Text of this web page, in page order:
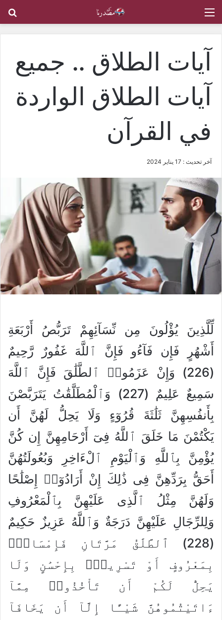
القائمة
آيات الطلاق .. جميع
آيات الطلاق الواردة
في القرآن
آخر تحديث : 17 يناير 2024
لِّلَّذِينَ يُؤْلُونَ مِن نِّسَآئِهِمْ تَرَبُّصُ أَرْبَعَةِ
أَشْهُرٍ فَإِن فَآءُو فَإِنَّ ٱللَّهَ غَفُورٌ رَّحِيمٌ
(226) وَإِنْ عَزَمُوا۟ ٱلطَّلَٰقَ فَإِنَّ ٱللَّهَ
سَمِيعٌ عَلِيمٌ (227) وَٱلْمُطَلَّقَٰتُ يَتَرَبَّصْنَ
بِأَنفُسِهِنَّ ثَلَٰثَةَ قُرُوٓءٍ وَلَا يَحِلُّ لَهُنَّ أَن
يَكْتُمْنَ مَا خَلَقَ ٱللَّهُ فِىٓ أَرْحَامِهِنَّ إِن كُنَّ
يُؤْمِنَّ بِٱللَّهِ وَٱلْيَوْمِ ٱلْءَاخِرِ وَبُعُولَتُهُنَّ
أَحَقُّ بِرَدِّهِنَّ فِى ذَٰلِكَ إِنْ أَرَادُوٓا۟ إِصْلَٰحًا
وَلَهُنَّ مِثْلُ ٱلَّذِى عَلَيْهِنَّ بِٱلْمَعْرُوفِ
وَلِلرِّجَالِ عَلَيْهِنَّ دَرَجَةٌ وَٱللَّهُ عَزِيزٌ حَكِيمٌ
(228) ٱلطَّلَٰقُ مَرَّتَانِ فَإِمْسَاكٌۢ
بِمَعْرُوفٍ أَوْ تَسْرِيحٌۢ بِإِحْسَٰنٍ وَلَا
يَحِلُّ لَكُمْ أَن تَأْخُذُوا۟ مِمَّآ
ءَاتَيْتُمُوهُنَّ شَيْـًٔا إِلَّآ أَن يَخَافَآ